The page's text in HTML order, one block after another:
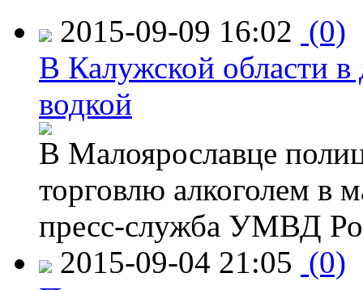
2015-09-09 16:02 (0)
В Калужской области в
водкой
В Малоярославце
торговлю алкоголем в
пресс-служба УМВД
2015-09-04 21:05 (0)